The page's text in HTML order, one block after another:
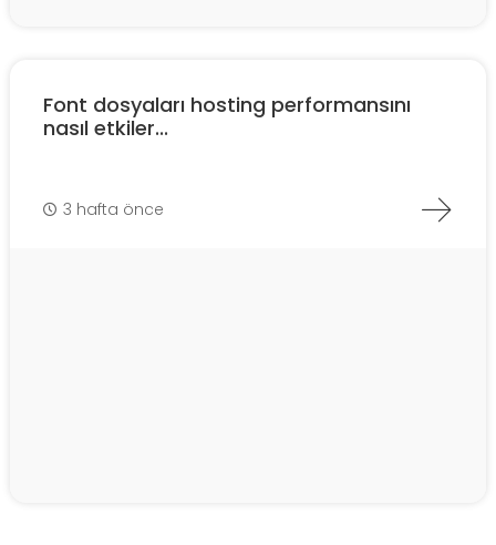
Font dosyaları hosting performansını
nasıl etkiler...
3 hafta önce